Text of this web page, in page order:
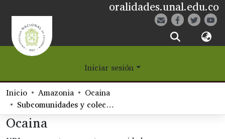
oralidades.unal.edu.co
¿Qué es Eetane?
Comunidades
Navegar
Estadísticas
Iniciar sesión
Inicio
Amazonia
Ocaina
Subcomunidades y colecciones
Ocaina